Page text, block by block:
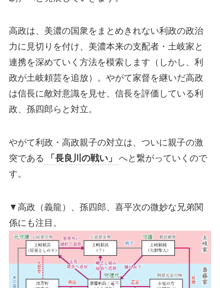
高政は、美濃の国衆をまとめきれない利政の政治
力に見切りを付け、美濃本来の支配者・土岐家と
連携を深めていく方法を模索します（しかし、利
政が土岐頼芸を追放）。やがて家督を継いだ高政
は信長に敵対意識を見せ、信長を評価している利
政、孫四郎らと対立。
やがて利政・高政親子の対立は、ついに親子の激
突である
「長良川の戦い」
へと繋がっていくので
す。
▼高政（義龍）、孫四郎、喜平次の微妙な兄弟関
係にも注目。